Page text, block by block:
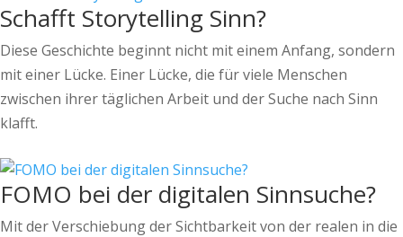
Schafft Storytelling Sinn?
Diese Geschichte beginnt nicht mit einem Anfang, sondern
mit einer Lücke. Einer Lücke, die für viele Menschen
zwischen ihrer täglichen Arbeit und der Suche nach Sinn
klafft.
FOMO bei der digitalen Sinnsuche?
Mit der Verschiebung der Sichtbarkeit von der realen in die